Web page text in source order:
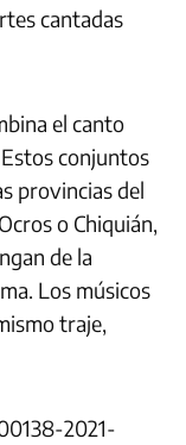
cantadas
el canto
conjuntos
provincias del
o Chiquián,
de la
Los músicos
traje,
2021-